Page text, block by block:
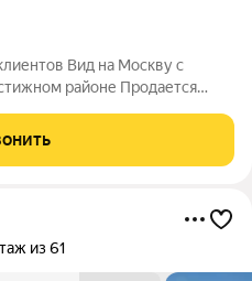
Вид на Москву с
районе Продается
Общая площадь 103,9
О
из 61